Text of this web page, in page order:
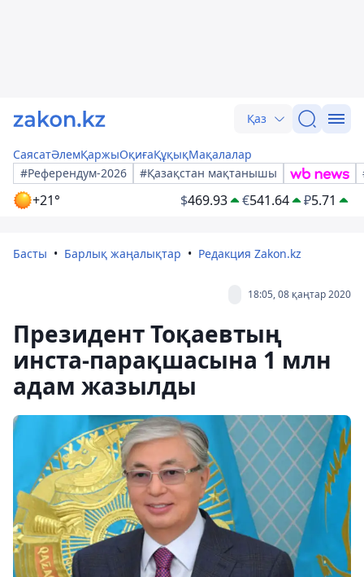
Қаз
СаясатӘлемҚаржыОқиғаҚұқықМақалалар
#Референдум-2026
#Қазақстан мақтанышы
+21° $469.93 €541.64 ₽5.71
Басты Барлық жаңалықтар Редакция Zakon.kz
18:05, 08 қаңтар 2020
Президент Тоқаевтың
инста-парақшасына 1 млн
адам жазылды